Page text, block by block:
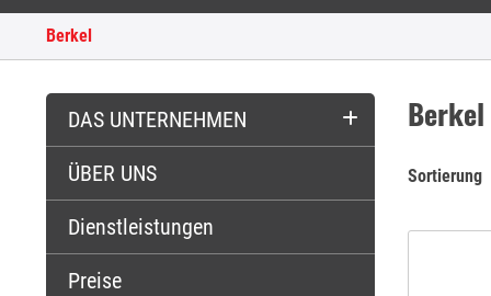
Berkel
DAS UNTERNEHMEN
Team
Dienstleistungen
Preise
ÜBER UNS
Dienstleistungen
Preise
Berkel
Sortierung